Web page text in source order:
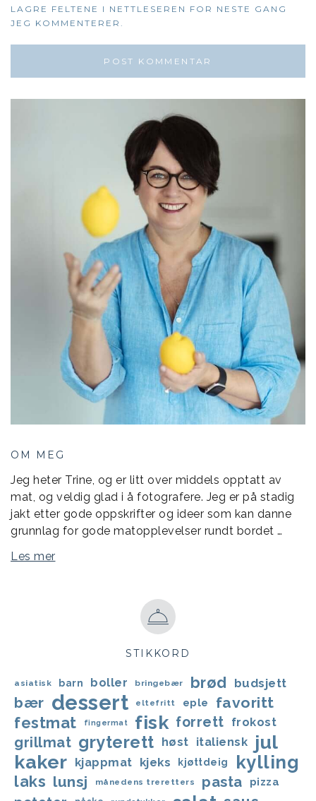
LAGRE FELTENE I NETTLESEREN FOR NESTE GANG
JEG KOMMENTERER.
OM MEG
Jeg heter Trine, og er litt over middels opptatt av
mat, og veldig glad i å fotografere. Jeg er på stadig
jakt etter gode oppskrifter og ideer som kan danne
grunnlag for gode matopplevelser rundt bordet …
Les mer
STIKKORD
asiatisk barn boller bringebær brød budsjett
bær dessert eltefritt eple favoritt
festmat fingermat fisk forrett frokost
grillmat gryterett høst italiensk
jul
kaker kjappmat kjeks kjøttdeig kylling
laks lunsj månedens treretters pasta pizza